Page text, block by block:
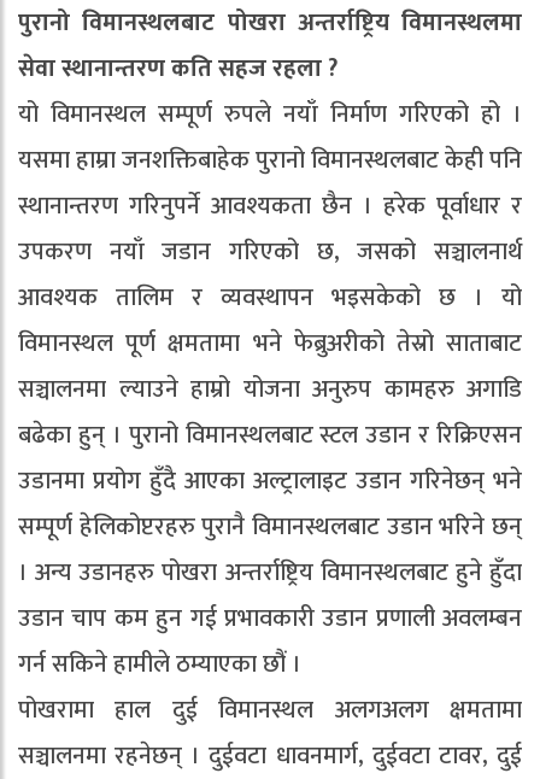
पुरानो विमानस्थलबाट पोखरा अन्तर्राष्ट्रिय विमानस्थलमा
सेवा स्थानान्तरण कति सहज रहला ?
यो विमानस्थल सम्पूर्ण रुपले नयाँ निर्माण गरिएको हो ।
यसमा हाम्रा जनशक्तिबाहेक पुरानो विमानस्थलबाट केही पनि
स्थानान्तरण गरिनुपर्ने आवश्यकता छैन । हरेक पूर्वाधार र
उपकरण नयाँ जडान गरिएको छ, जसको सञ्चालनार्थ
आवश्यक तालिम र व्यवस्थापन भइसकेको छ । यो
विमानस्थल पूर्ण क्षमतामा भने फेब्रुअरीको तेस्रो साताबाट
सञ्चालनमा ल्याउने हाम्रो योजना अनुरुप कामहरु अगाडि
बढेका हुन् । पुरानो विमानस्थलबाट स्टल उडान र रिक्रिएसन
उडानमा प्रयोग हुँदै आएका अल्ट्रालाइट उडान गरिनेछन् भने
सम्पूर्ण हेलिकोप्टरहरु पुरानै विमानस्थलबाट उडान भरिने छन्
। अन्य उडानहरु पोखरा अन्तर्राष्ट्रिय विमानस्थलबाट हुने हुँदा
उडान चाप कम हुन गई प्रभावकारी उडान प्रणाली अवलम्बन
गर्न सकिने हामीले ठम्याएका छौं ।
पोखरामा हाल दुई विमानस्थल अलगअलग क्षमतामा
सञ्चालनमा रहनेछन् । दुईवटा धावनमार्ग, दुईवटा टावर, दुई